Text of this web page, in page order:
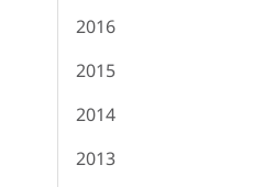
2016
2015
2014
2013